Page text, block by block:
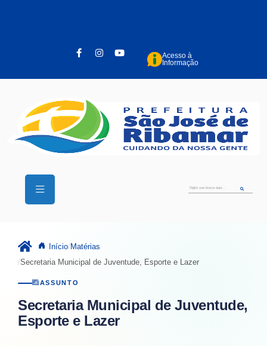
Acesso à
Informação
Início Matérias
Secretaria Municipal de Juventude, Esporte e Lazer
ASSUNTO
Secretaria Municipal de Juventude,
Esporte e Lazer